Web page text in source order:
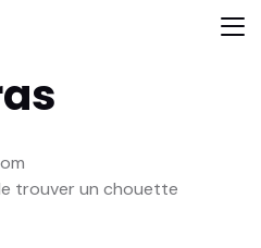
trouver un chouette